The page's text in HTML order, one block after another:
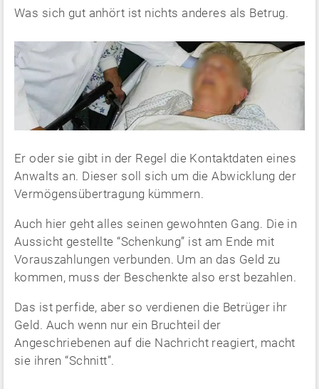
Was sich gut anhört ist nichts anderes als Betrug.
Er oder sie gibt in der Regel die Kontaktdaten eines
Anwalts an. Dieser soll sich um die Abwicklung der
Vermögensübertragung kümmern.
Auch hier geht alles seinen gewohnten Gang. Die in
Aussicht gestellte “Schenkung” ist am Ende mit
Vorauszahlungen verbunden. Um an das Geld zu
kommen, muss der Beschenkte also erst bezahlen.
Das ist perfide, aber so verdienen die Betrüger ihr
Geld. Auch wenn nur ein Bruchteil der
Angeschriebenen auf die Nachricht reagiert, macht
sie ihren “Schnitt”.